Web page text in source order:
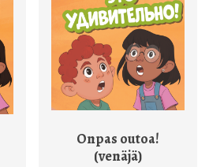
Onpas outoa!
(venäjä)